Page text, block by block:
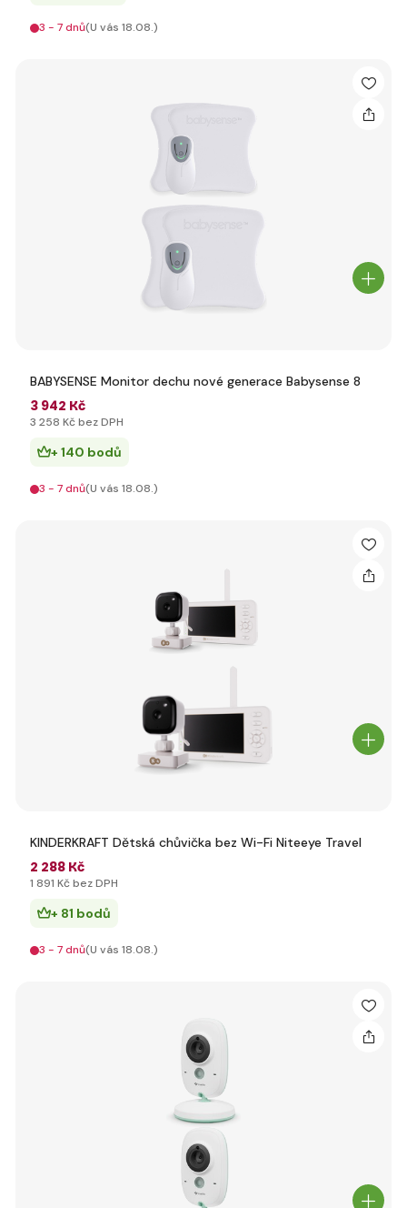
3 - 7 dnů(U vás 18.08.)
BABYSENSE Monitor dechu nové generace Babysense 8
3 942 Kč
3 258 Kč bez DPH
+ 140 bodů
3 - 7 dnů(U vás 18.08.)
KINDERKRAFT Dětská chůvička bez Wi-Fi Niteeye Travel
2 288 Kč
1 891 Kč bez DPH
+ 81 bodů
3 - 7 dnů(U vás 18.08.)